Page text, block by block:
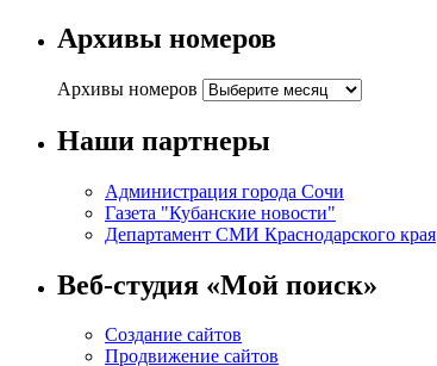
Архивы номеров
Архивы номеров
Наши партнеры
Администрация города Сочи
Газета "Кубанские новости"
Департамент СМИ Краснодарского края
Веб-студия «Мой поиск»
Создание сайтов
Продвижение сайтов